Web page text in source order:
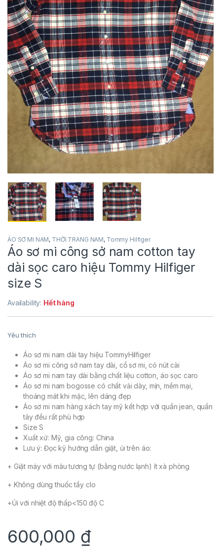
ÁO SƠ MI NAM, THỜI TRANG NAM, Tommy Hilfiger
Áo sơ mi công sở nam cotton tay
dài sọc caro hiệu Tommy Hilfiger
size S
Availability: Hết hàng
Yêu thích
Áo sơ mi nam dài tay hiệu TommyHilfiger
Áo sơ mi công sở nam tay dài, cổ sơ mi, có nút cài
Áo sơ mi nam tay dài bằng chất liệu cotton, áo sọc caro
Áo sơ mi nam bogosse có chất vải dày, mịn, mềm mại,
thoáng mát khi mặc, lên dáng đẹp
Áo sơ mi nam hàng xách tay mỹ kết hợp với quần jean, quần
tây đều rất phù hợp
Size S
Xuất xứ: Mỹ, gia công: China
Lưu ý: Đọc kỹ hướng dẫn giặt, ủi trên áo:
+ Giặt máy với màu tương tự (bằng nước lạnh) ít xà phòng
+ Không dùng thuốc tẩy clo
+Ủi với nhiệt độ thấp<150 độ C
600,000 ₫